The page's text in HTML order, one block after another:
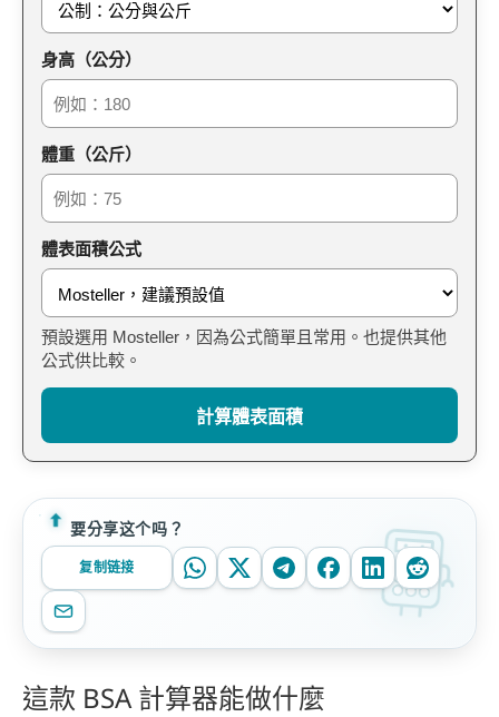
身高（公分）
體重（公斤）
體表面積公式
預設選用 Mosteller，因為公式簡單且常用。也提供其他
公式供比較。
計算體表面積
要分享这个吗？
复制链接
這款 BSA 計算器能做什麼